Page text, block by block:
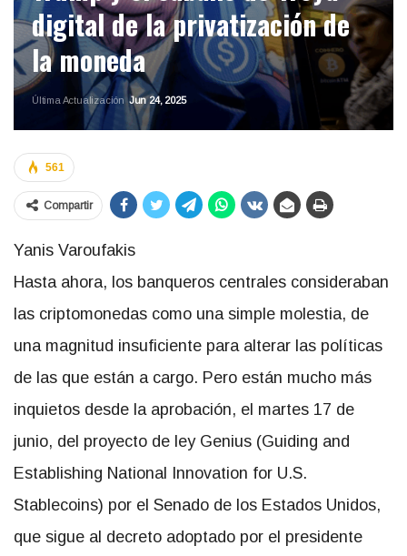
digital de la privatización de
la moneda
Última Actualización Jun 24, 2025
561
Compartir
Yanis Varoufakis
Hasta ahora, los banqueros centrales consideraban
las criptomonedas como una simple molestia, de
una magnitud insuficiente para alterar las políticas
de las que están a cargo. Pero están mucho más
inquietos desde la aprobación, el martes 17 de
junio, del proyecto de ley Genius (Guiding and
Establishing National Innovation for U.S.
Stablecoins) por el Senado de los Estados Unidos,
que sigue al decreto adoptado por el presidente